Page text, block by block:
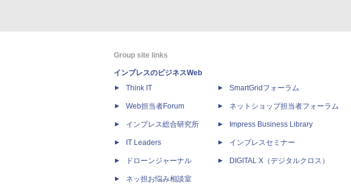
Group site links
インプレスのビジネスWeb
Think IT
Web担当者Forum
インプレス総合研究所
IT Leaders
ドローンジャーナル
ネッ担お悩み相談室
SmartGridフォーラム
ネットショップ担当者フォーラム
Impress Business Library
インプレスセミナー
DIGITAL X（デジタルクロス）